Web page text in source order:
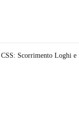
Scorrimento Loghi e